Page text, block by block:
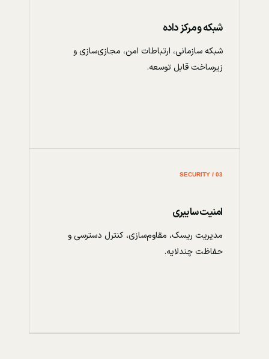
شبکه و مرکز داده
شبکه سازمانی، ارتباطات امن، مجازی‌سازی و
زیرساخت قابل توسعه.
03 / SECURITY
امنیت سایبری
مدیریت ریسک، مقاوم‌سازی، کنترل دسترسی و
حفاظت چندلایه.